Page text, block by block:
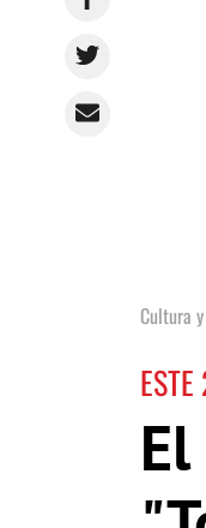
Cultura